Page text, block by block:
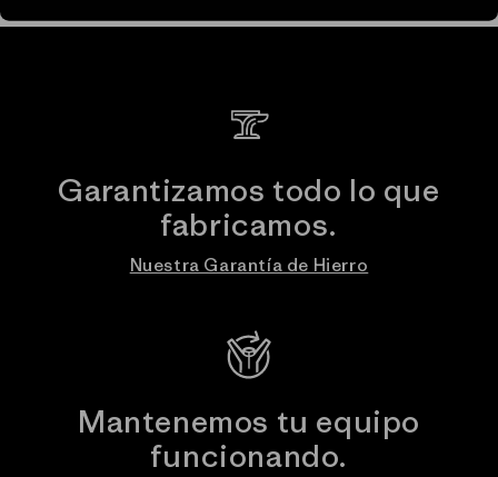
Garantizamos todo lo que
fabricamos.
Nuestra Garantía de Hierro
Mantenemos tu equipo
funcionando.